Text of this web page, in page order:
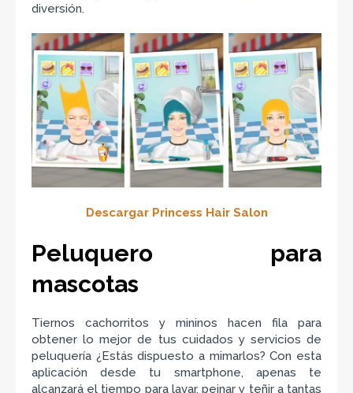
diversión.
Descargar Princess Hair Salon
Peluquero para
mascotas
Tiernos cachorritos y mininos hacen fila para
obtener lo mejor de tus cuidados y servicios de
peluquería ¿Estás dispuesto a mimarlos? Con esta
aplicación desde tu smartphone, apenas te
alcanzará el tiempo para lavar, peinar y teñir a tantas